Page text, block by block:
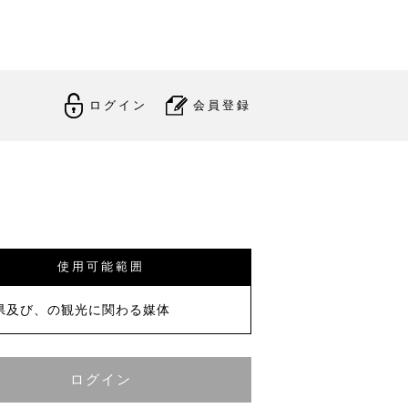
ログイン 会員登録
使用可能範囲
及び、の観光に関わる媒体
ログイン